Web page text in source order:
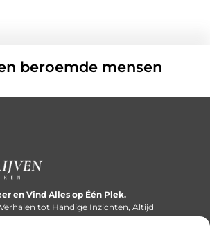
beroemde mensen
en Vind Alles op Één Plek.
tot Handige Inzichten, Altijd
Handbereik.